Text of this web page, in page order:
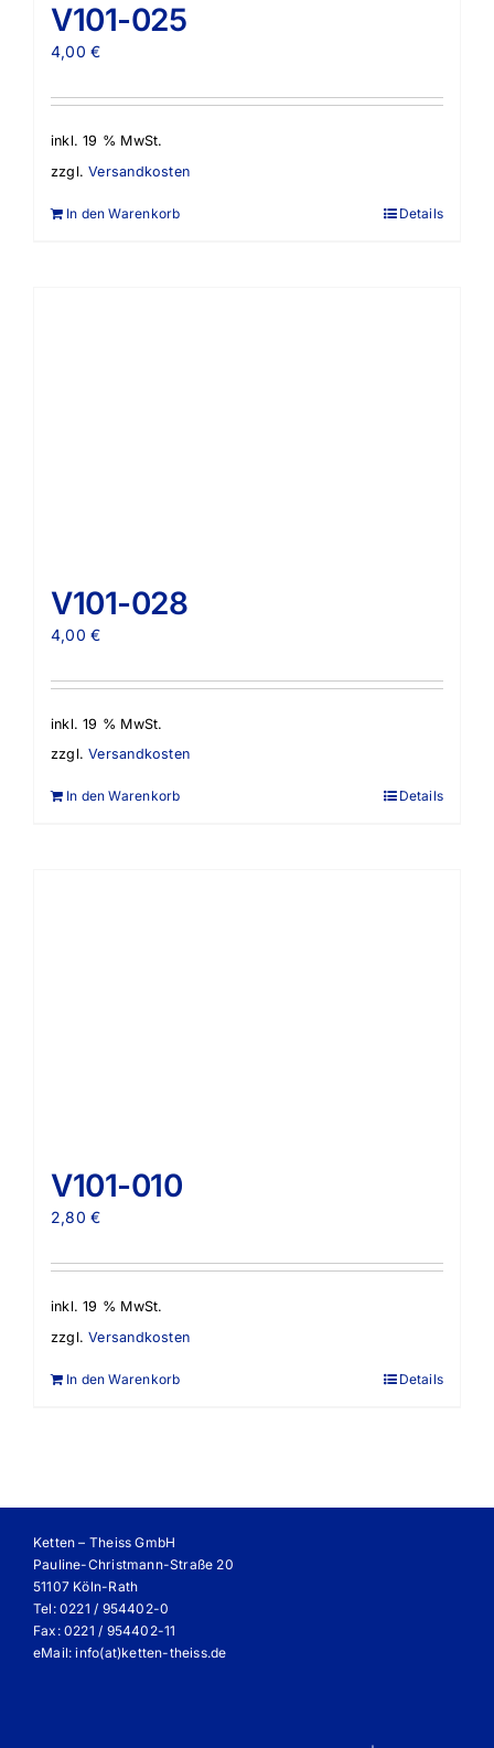
V101-025
4,00€
inkl. 19 % MwSt.
zzgl.Versandkosten
In den Warenkorb Details
V101-028
4,00€
inkl. 19 % MwSt.
zzgl.Versandkosten
In den Warenkorb Details
V101-010
2,80€
inkl. 19 % MwSt.
zzgl.Versandkosten
In den Warenkorb Details
Ketten – Theiss GmbH
Pauline-Christmann-Straße 20
51107 Köln-Rath
Tel: 0221 / 954402-0
Fax: 0221 / 954402-11
eMail:info(at)ketten-theiss.de